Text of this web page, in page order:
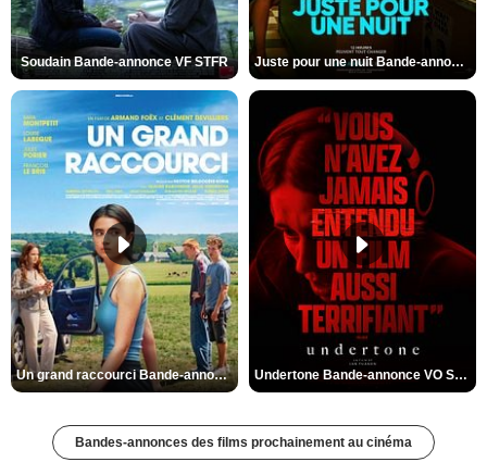
Soudain Bande-annonce VF STFR Juste pour une nuit Bande-annonce VO STFR
Un grand raccourci Bande-annonce VF Undertone Bande-annonce VO STFR
Bandes-annonces des films prochainement au cinéma